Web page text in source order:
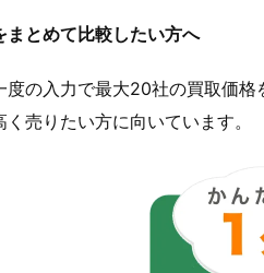
まとめて比較したい方へ
度の入力で最大20社の買取価
売りたい方に向いています。